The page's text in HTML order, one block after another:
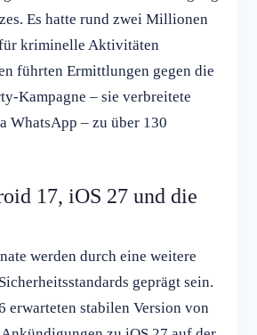
Es hatte rund zwei Millionen
kriminelle Aktivitäten
führten Ermittlungen gegen die
Kampagne – sie verbreitete
WhatsApp – zu über 130
17, iOS 27 und die
werden durch eine weitere
geprägt sein.
erwarteten stabilen Version von